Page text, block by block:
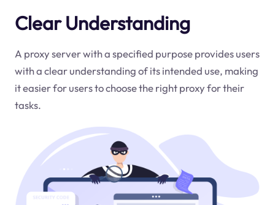
Clear Understanding
A proxy server with a specified purpose provides users
with a clear understanding of its intended use, making
it easier for users to choose the right proxy for their
tasks.